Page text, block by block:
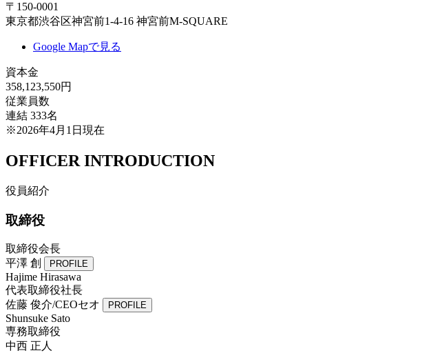
〒150-0001
東京都渋谷区神宮前1-4-16 神宮前M-SQUARE
Google Mapで見る
資本金
358,123,550円
従業員数
連結 333名
※2026年4月1日現在
OFFICER INTRODUCTION
役員紹介
取締役
取締役会長
平澤 創
PROFILE
Hajime Hirasawa
代表取締役社長
佐藤 俊介/CEOセオ
PROFILE
Shunsuke Sato
専務取締役
中西 正人